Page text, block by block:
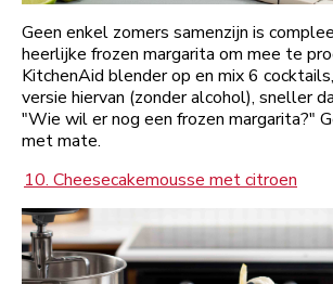
Geen enkel zomers samenzijn is
heerlijke frozen margarita om mee te
KitchenAid blender op en mix 6
versie hiervan (zonder alcohol), sneller
"Wie wil er nog een frozen margarita?"
met mate.
10. Cheesecakemousse met citroen